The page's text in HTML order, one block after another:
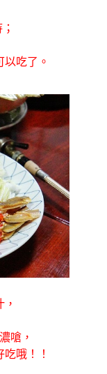
吃了。
，
嗆，
哦！！